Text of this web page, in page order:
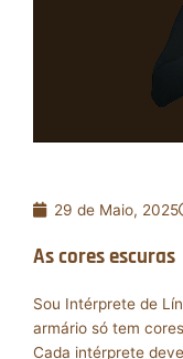
29 de Maio, 2025
As cores escuras
Sou Intérprete de
armário só tem
Cada intérprete